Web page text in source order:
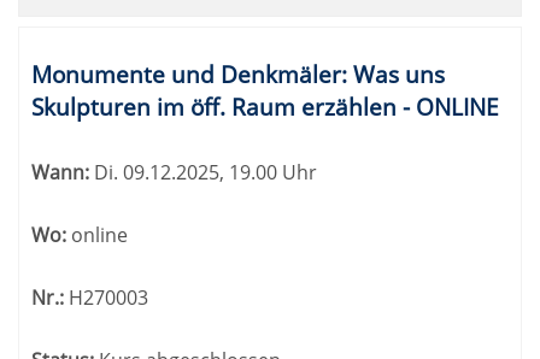
Monumente und Denkmäler: Was uns
Skulpturen im öff. Raum erzählen - ONLINE
Wann: Di. 09.12.2025, 19.00 Uhr
Wo: online
Nr.: H270003